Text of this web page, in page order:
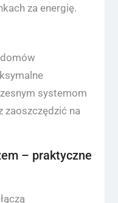
za energię.
systemom
zaoszczędzić na
– praktyczne
łączą